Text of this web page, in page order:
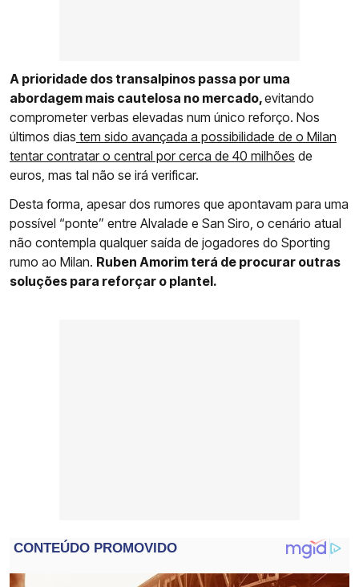
A prioridade dos transalpinos passa por uma
abordagem mais cautelosa no mercado,evitando
comprometer verbas elevadas num único reforço. Nos
últimos dias tem sido avançada a possibilidade de o Milan
tentar contratar o central por cerca de 40 milhões de
euros, mas tal não se irá verificar.
Desta forma, apesar dos rumores que apontavam para uma
possível “ponte” entre Alvalade e San Siro, o cenário atual
não contempla qualquer saída de jogadores do Sporting
rumo ao Milan. Ruben Amorim terá de procurar outras
soluções para reforçar o plantel.